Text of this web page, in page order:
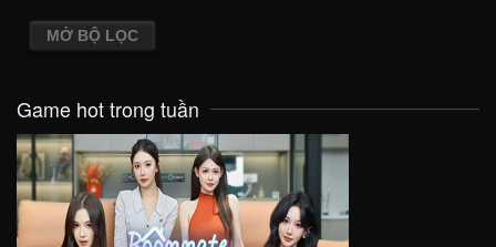
MỞ BỘ LỌC
Game hot trong tuần
VIEW